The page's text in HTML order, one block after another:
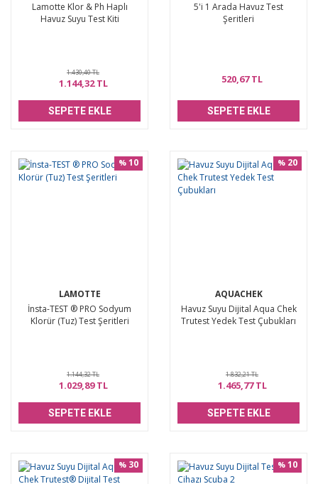
Lamotte Klor & Ph Haplı
Havuz Suyu Test Kiti
1.430,40 TL
1.144,32 TL
SEPETE EKLE
5'i 1 Arada Havuz Test
Şeritleri
520,67 TL
SEPETE EKLE
LAMOTTE
İnsta-TEST ® PRO Sodyum
Klorür (Tuz) Test Şeritleri
% 10
1.144,32 TL
1.029,89 TL
SEPETE EKLE
AQUACHEK
Havuz Suyu Dijital Aqua Chek
Trutest Yedek Test Çubukları
% 20
1.832,21 TL
1.465,77 TL
SEPETE EKLE
% 30 % 10